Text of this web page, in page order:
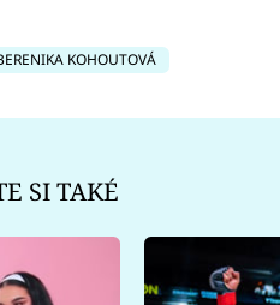
KOHOUTOVÁ
SI TAKÉ